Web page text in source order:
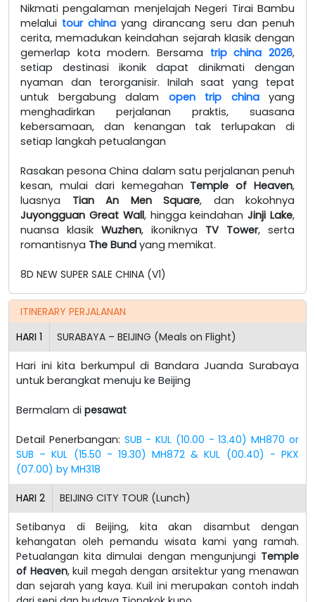
Nikmati pengalaman menjelajah Negeri Tirai Bambu
melalui tour china yang dirancang seru dan penuh
cerita, memadukan keindahan sejarah klasik dengan
gemerlap kota modern. Bersama trip china 2026,
setiap destinasi ikonik dapat dinikmati dengan
nyaman dan terorganisir. Inilah saat yang tepat
untuk bergabung dalam open trip chinayang
menghadirkan perjalanan praktis, suasana
kebersamaan, dan kenangan tak terlupakan di
setiap langkah petualangan
Rasakan pesona China dalam satu perjalanan penuh
kesan, mulai dari kemegahan Temple of Heaven,
luasnya Tian An Men Square, dan kokohnya
Juyongguan Great Wall, hingga keindahanJinji Lake,
nuansa klasik Wuzhen, ikoniknya TV Tower, serta
romantisnya The Bund yang memikat.
8D NEW SUPER SALE CHINA (V1)
ITINERARY PERJALANAN
HARI 1 SURABAYA – BEIJING (Meals on Flight)
Hari ini kita berkumpul di Bandara Juanda Surabaya
untuk berangkat menuju ke Beijing
Bermalam di pesawat
Detail Penerbangan: SUB - KUL (10.00 - 13.40) MH870 or
SUB – KUL (15.50 - 19.30) MH872 & KUL (00.40) - PKX
(07.00) by MH318
HARI 2 BEIJING CITY TOUR (Lunch)
Setibanya di Beijing, kita akan disambut dengan
kehangatan oleh pemandu wisata kami yang ramah.
Petualangan kita dimulai dengan mengunjungi Temple
of Heaven, kuil megah dengan arsitektur yang menawan
dan sejarah yang kaya. Kuil ini merupakan contoh indah